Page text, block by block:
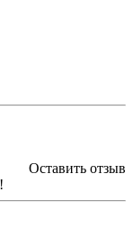
Оставить отзыв